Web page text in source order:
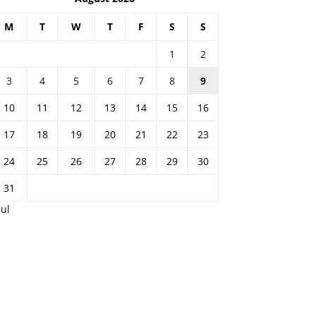
M T W T F S S
1
2
3
4 5 6 7 8
9
10
11 12 13 14 15
16
17
18 19 20 21 22
23
24
25 26 27 28 29
30
31